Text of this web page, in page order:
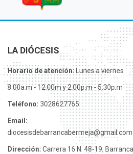
LA DIÓCESIS
Horario de atención:Lunes a viernes
8:00a.m - 12:00m y 2:00p.m - 5:30p.m
Teléfono: 3028627765
Email:
diocesisdebarrancabermeja@gmail.com
Dirección: Carrera 16 N. 48-19,